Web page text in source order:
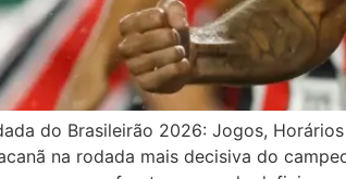
do Brasileirão 2026: Jogos,
na rodada mais decisiva do